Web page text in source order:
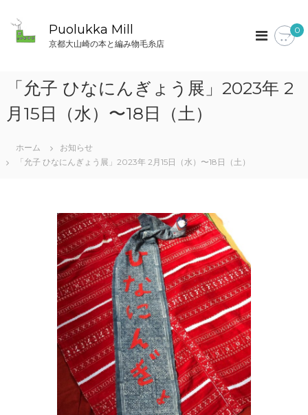
ッ
Puolukka Mill
京都大山崎の本と編み物毛糸店
0
「允子 ひなにんぎょう展」2023年 2
月15日（水）〜18日（土）
ホーム
お知らせ
「允子 ひなにんぎょう展」2023年 2月15日（水）〜18日（土）